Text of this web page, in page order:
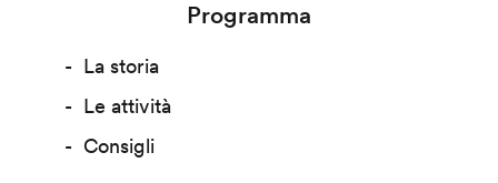
Programma
La storia
Le attività
Consigli